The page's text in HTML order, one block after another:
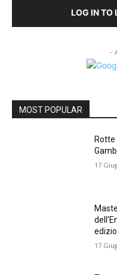
LOG IN TO
-
MOST POPULAR
Rotte
17
17